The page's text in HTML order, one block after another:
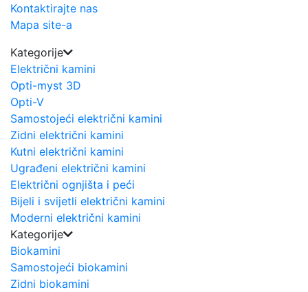
Kontaktirajte nas
Mapa site-a
Kategorije
Električni kamini
Opti-myst 3D
Opti-V
Samostojeći električni kamini
Zidni električni kamini
Kutni električni kamini
Ugrađeni električni kamini
Električni ognjišta i peći
Bijeli i svijetli električni kamini
Moderni električni kamini
Kategorije
Biokamini
Samostojeći biokamini
Zidni biokamini